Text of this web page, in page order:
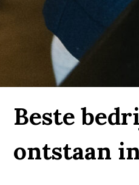
Beste
ontstaan